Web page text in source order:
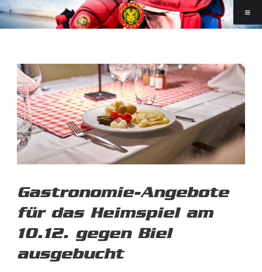
Gastronomie-Angebote
für das Heimspiel am
10.12. gegen Biel
ausgebucht